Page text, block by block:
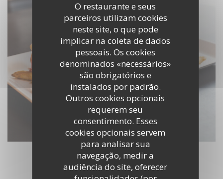
O restaurante e seus
parceiros utilizam cookies
neste site, o que pode
implicar na coleta de dados
pessoais. Os cookies
denominados «necessários»
são obrigatórios e
instalados por padrão.
Outros cookies opcionais
requerem seu
consentimento. Esses
cookies opcionais servem
para analisar sua
navegação, medir a
audiência do site, oferecer